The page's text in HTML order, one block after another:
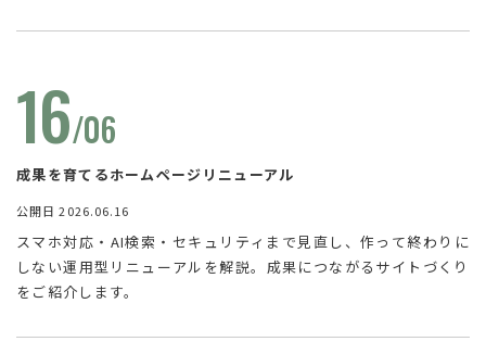
16/06
成果を育てるホームページリニューアル
公開日 2026.06.16
スマホ対応・AI検索・セキュリティまで見直し、作って終わりに
しない運用型リニューアルを解説。成果につながるサイトづくり
をご紹介します。